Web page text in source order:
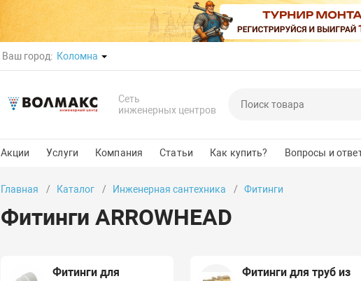
Ваш город: Коломна
Сеть
инженерных центров
Акции Услуги Компания Статьи Как купить? Вопросы и
Главная Каталог Инженерная сантехника Фитинги
Фитинги ARROWHEAD
Фитинги для
Фитинги для труб из